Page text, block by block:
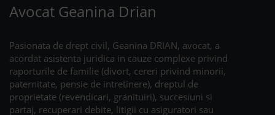
Avocat Geanina Drian
Pasionata de drept civil, Geanina DRIAN, avocat, a
acordat asistenta juridica in cauze complexe privind
raporturile de familie (divort, cereri privind minorii,
paternitate, pensie de intretinere), dreptul de
proprietate (revendicari, granituiri), succesiuni si
partaj, recuperari debite, litigii cu asiguratori sau